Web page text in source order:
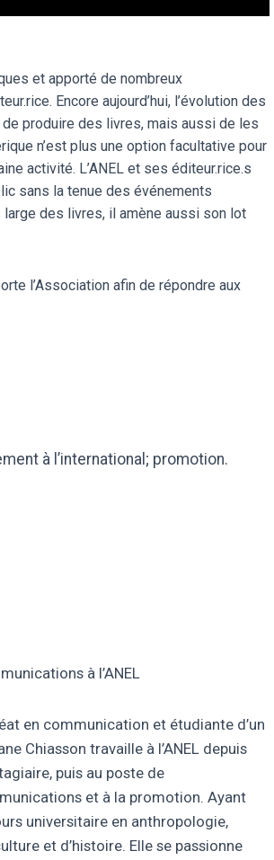
et apporté de nombreux
Encore aujourd’hui, l’évolution des
produire des livres, mais aussi de les
n’est plus une option facultative pour
activité. L’ANEL et ses éditeur.rice.s
sans la tenue des événements
large des livres, il amène aussi son lot
l’Association afin de répondre aux
à l’international; promotion.
à l’ANEL
en communication et étudiante d’un
Chiasson travaille à l’ANEL depuis
puis au poste de
et à la promotion. Ayant
universitaire en anthropologie,
et d’histoire. Elle se passionne